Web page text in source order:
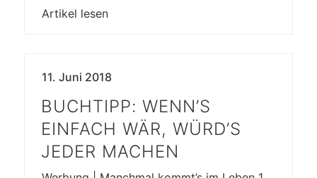
Artikel lesen
11. Juni 2018
BUCHTIPP: WENN’S
EINFACH WÄR, WÜRD’S
JEDER MACHEN